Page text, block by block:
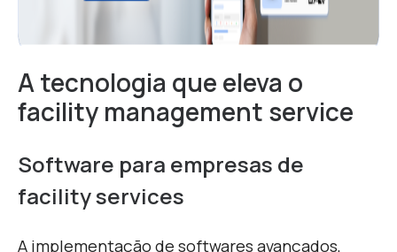
A tecnologia que eleva o
facility management service
Software para empresas de
facility services
A implementação de softwares avançados,